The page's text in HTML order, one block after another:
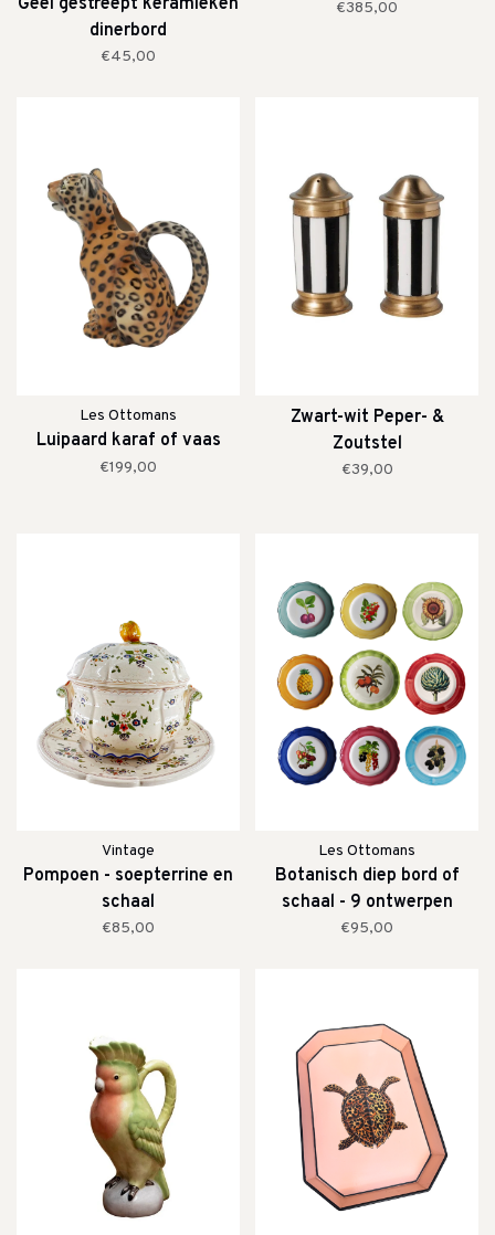
Geel gestreept keramieken
dinerbord
€45,00
€385,00
Les Ottomans
Luipaard karaf of vaas
€199,00
Zwart-wit Peper- &
Zoutstel
€39,00
Vintage
Pompoen - soepterrine en
schaal
€85,00
Les Ottomans
Botanisch diep bord of
schaal - 9 ontwerpen
€95,00